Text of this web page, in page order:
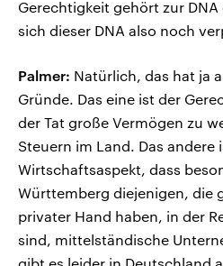
Gerechtigkeit gehört zur
sich dieser DNA also noch
Palmer: Natürlich, das hat ja
Gründe. Das eine ist der
der Tat große Vermögen zu
Steuern im Land. Das andere
Wirtschaftsaspekt, dass
Württemberg diejenigen, die
privater Hand haben, in der
sind, mittelständische